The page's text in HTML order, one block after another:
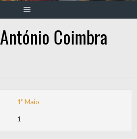
António Coimbra
1º Maio
1